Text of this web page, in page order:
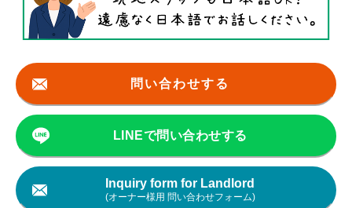
問い合わせする
LINEで問い合わせする
Inquiry form for Landlord
(オーナー様用 問い合わせフォーム)